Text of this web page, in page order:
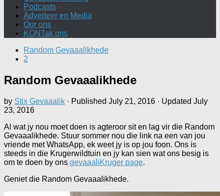
Podcasts
Adverteer en Media
Oor ons
KONTak ons
Random Gevaaalikhede
2
Random Gevaaalikhede
by Stix Gevaaalik · Published July 21, 2016 · Updated July
23, 2016
Al wat jy nou moet doen is agteroor sit en lag vir die Random
Gevaaalikhede. Stuur sommer nou die link na een van jou
vriende met WhatsApp, ek weet jy is op jou foon. Ons is
steeds in die Krugerwildtuin en jy kan sien wat ons besig is
om te doen by ons gevaaaliKruger page.
Geniet die Random Gevaaalikhede.